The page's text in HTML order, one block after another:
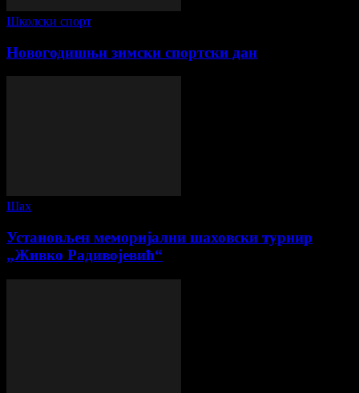
Школски спорт
Новогодишњи зимски спортски дан
Шах
Установљен меморијални шаховски турнир
„Живко Радивојевић“